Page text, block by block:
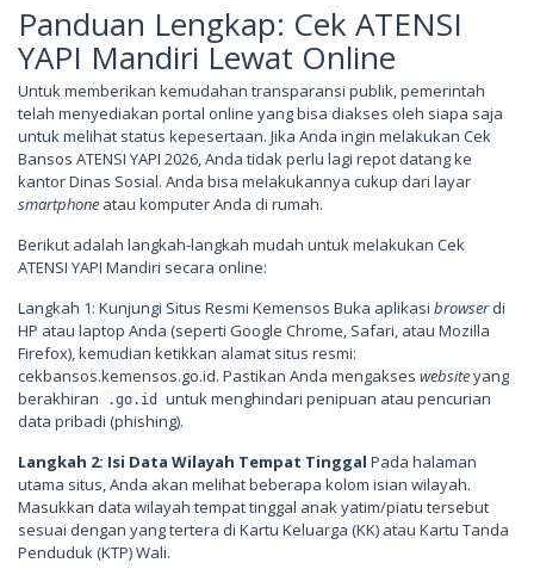
Panduan Lengkap: Cek ATENSI
YAPI Mandiri Lewat Online
Untuk memberikan kemudahan transparansi publik, pemerintah
telah menyediakan portal online yang bisa diakses oleh siapa saja
untuk melihat status kepesertaan. Jika Anda ingin melakukan Cek
Bansos ATENSI YAPI 2026, Anda tidak perlu lagi repot datang ke
kantor Dinas Sosial. Anda bisa melakukannya cukup dari layar
smartphone atau komputer Anda di rumah.
Berikut adalah langkah-langkah mudah untuk melakukan Cek
ATENSI YAPI Mandiri secara online:
Langkah 1: Kunjungi Situs Resmi Kemensos Buka aplikasi browserdi
HP atau laptop Anda (seperti Google Chrome, Safari, atau Mozilla
Firefox), kemudian ketikkan alamat situs resmi:
cekbansos.kemensos.go.id. Pastikan Anda mengakses websiteyang
berakhiran
.go.id
untuk menghindari penipuan atau pencurian
data pribadi (phishing).
Langkah 2: Isi Data Wilayah Tempat Tinggal Pada halaman
utama situs, Anda akan melihat beberapa kolom isian wilayah.
Masukkan data wilayah tempat tinggal anak yatim/piatu tersebut
sesuai dengan yang tertera di Kartu Keluarga (KK) atau Kartu Tanda
Penduduk (KTP) Wali.